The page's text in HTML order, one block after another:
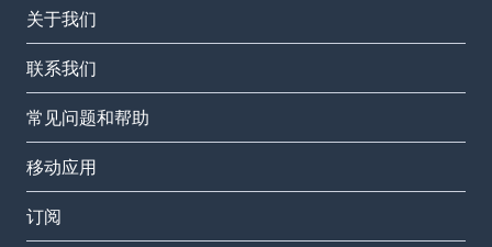
关于我们
联系我们
常见问题和帮助
移动应用
订阅